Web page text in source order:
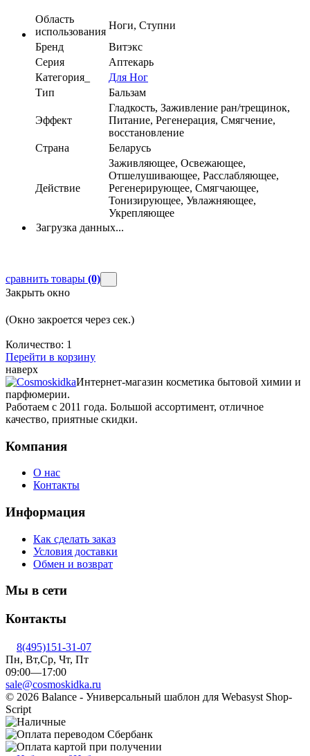
Область
использования
Ноги, Ступни
Бренд
Витэкс
Серия
Аптекарь
Категория_
Для Ног
Тип
Бальзам
Эффект
Гладкость, Заживление ран/трещинок,
Питание, Регенерация, Смягчение,
восстановление
Страна
Беларусь
Действие
Заживляющее, Освежающее,
Отшелушивающее, Расслабляющее,
Регенерирующее, Смягчающее,
Тонизирующее, Увлажняющее,
Укрепляющее
Загрузка данных...
сравнить товары (0)
Закрыть окно
(Окно закроется через сек.)
Количество: 1
Перейти в корзину
наверх
Интернет-магазин косметика бытовой химии и
парфюмерии.
Работаем с 2011 года. Большой ассортимент, отличное
качество, приятные скидки.
Компания
О нас
Контакты
Информация
Как сделать заказ
Условия доставки
Обмен и возврат
Мы в сети
Контакты
8(495)151-31-07
Пн, Вт,Ср, Чт, Пт
09:00—17:00
sale@cosmoskidka.ru
© 2026 Balance - Универсальный шаблон для Webasyst Shop-
Script